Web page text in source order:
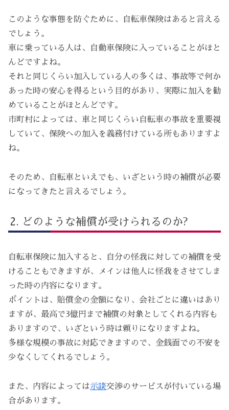
このような事態を防ぐために、自転車保険はあると言える
でしょう。
車に乗っている人は、自動車保険に入っていることがほと
んどですよね。
それと同じくらい加入している人の多くは、事故等で何か
あった時の安心を得るという目的があり、実際に加入を勧
めていることがほとんどです。
市町村によっては、車と同じくらい自転車の事故を重要視
していて、保険への加入を義務付けている所もありますよ
ね。
そのため、自転車といえでも、いざという時の補償が必要
になってきたと言えるでしょう。
どのような補償が受けられるのか?
自転車保険に加入すると、自分の怪我に対しての補償を受
けることもできますが、メインは他人に怪我をさせてしま
った時の内容になります。
ポイントは、賠償金の金額になり、会社ごとに違いはあり
ますが、最高で3億円まで補償の対象としてくれる内容も
ありますので、いざという時は頼りになりますよね。
多様な規模の事故に対応できますので、金銭面での不安を
少なくしてくれるでしょう。
また、内容によっては示談交渉のサービスが付いている場
合があります。